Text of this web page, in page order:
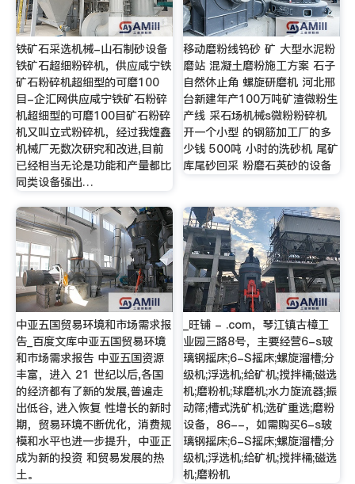
铁矿石采选机械-山石制砂设备
铁矿石超细粉碎机，供应咸宁铁
矿石粉碎机超细型的可磨100
目-企汇网供应咸宁铁矿石粉碎
机超细型的可磨100目矿石粉碎
机又叫立式粉碎机，经过我煌鑫
机械厂无数次研究和改进,目前
已经相当无论是功能和产量都比
同类设备强出…
移动磨粉线钨砂 矿 大型水泥粉
磨站 混凝土磨粉施工方案 石子
自然休止角 螺旋研磨机 河北邢
台新建年产100万吨矿渣微粉生
产线 采石场机械s微粉粉碎机
开一个小型 的钢筋加工厂的多
少钱 500吨 小时的洗砂机 尾矿
库尾砂回采 粉磨石英砂的设备
中亚五国贸易环境和市场需求报
告_百度文库中亚五国贸易环境
和市场需求报告 中亚五国资源
丰富，进入 21 世纪以后,各国
的经济都有了新的发展,普遍走
出低谷, 进入恢复 性增长的新时
期，贸易环境不断优化，消费规
模和水平也进一步提升，中亚正
成为新的投资 和贸易发展的热
土。
_旺铺 - .com，琴江镇古樟工
业园三路8号，主要经营6-s玻
璃钢摇床;6-S摇床;螺旋溜槽;分
级机;浮选机;给矿机;搅拌桶;磁选
机;磨粉机;球磨机;水力旋流器;振
动筛;槽式洗矿机;选矿重选;磨粉
设备，86--，如需购买6-s玻
璃钢摇床;6-S摇床;螺旋溜槽;分
级机;浮选机;给矿机;搅拌桶;磁选
机;磨粉机